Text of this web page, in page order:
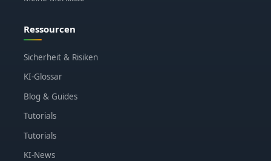
Ressourcen
Sicherheit & Risiken
KI-Glossar
Blog & Guides
Tutorials
Tutorials
KI-News